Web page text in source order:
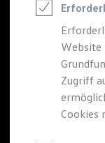
Website
Zugriff
Cookies